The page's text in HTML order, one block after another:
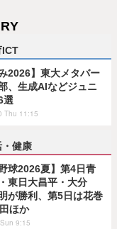
ICT
み2026】東大メタバー
、生成AIなどジュニ
選
Thu 11:15
・健康
野球2026夏】第4日青
東日大昌平・大分
が勝利、第5日は花巻
ほか
9:15